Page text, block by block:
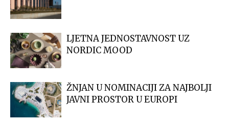
LJETNA JEDNOSTAVNOST UZ
NORDIC MOOD
ŽNJAN U NOMINACIJI ZA NAJBOLJI
JAVNI PROSTOR U EUROPI